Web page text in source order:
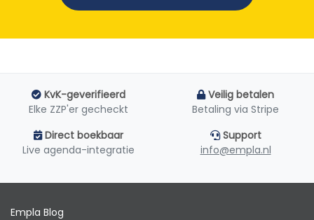
KvK-geverifieerd
Elke ZZP'er gecheckt
Veilig betalen
Betaling via Stripe
Direct boekbaar
Live agenda-integratie
Support
info@empla.nl
Empla Blog